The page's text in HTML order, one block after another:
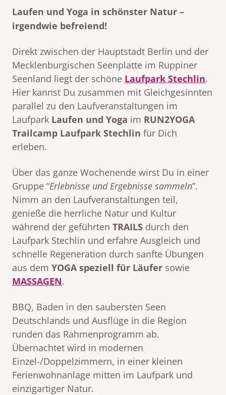
Laufen und Yoga in schönster Natur –
irgendwie befreiend!
Direkt zwischen der Hauptstadt Berlin und der
Mecklenburgischen Seenplatte im Ruppiner
Seenland liegt der schöne Laufpark Stechlin.
Hier kannst Du zusammen mit Gleichgesinnten
parallel zu den Laufveranstaltungen im
Laufpark Laufen und Yoga im RUN2YOGA
Trailcamp Laufpark Stechlin für Dich
erleben.
Über das ganze Wochenende wirst Du in einer
Gruppe “Erlebnisse und Ergebnisse sammeln”.
Nimm an den Laufveranstaltungen teil,
genieße die herrliche Natur und Kultur
während der geführten TRAILS durch den
Laufpark Stechlin und erfahre Ausgleich und
schnelle Regeneration durch sanfte Übungen
aus dem YOGA speziell für Läufer sowie
MASSAGEN.
BBQ, Baden in den saubersten Seen
Deutschlands und Ausflüge in die Region
runden das Rahmenprogramm ab.
Übernachtet wird in modernen
Einzel-/Doppelzimmern, in einer kleinen
Ferienwohnanlage mitten im Laufpark und
einzigartiger Natur.